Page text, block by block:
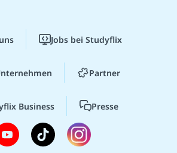
Jobs bei Studyflix
Partner
Business Presse